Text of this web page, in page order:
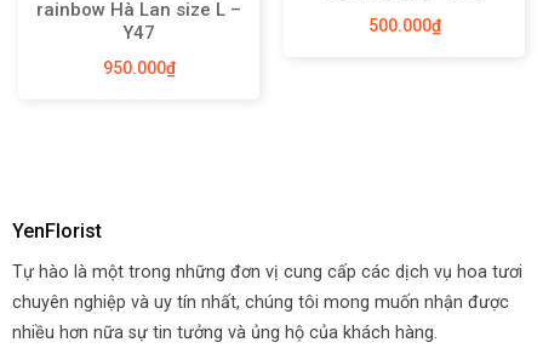
rainbow Hà Lan size L –
Y47
950.000₫
500.000₫
YenFlorist
Tự hào là một trong những đơn vị cung cấp các dịch vụ hoa tươi
chuyên nghiệp và uy tín nhất, chúng tôi mong muốn nhận được
nhiều hơn nữa sự tin tưởng và ủng hộ của khách hàng.